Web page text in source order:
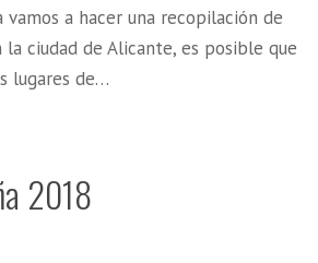
a hacer una recopilación de
ciudad de Alicante, es posible que
lugares de…
2018